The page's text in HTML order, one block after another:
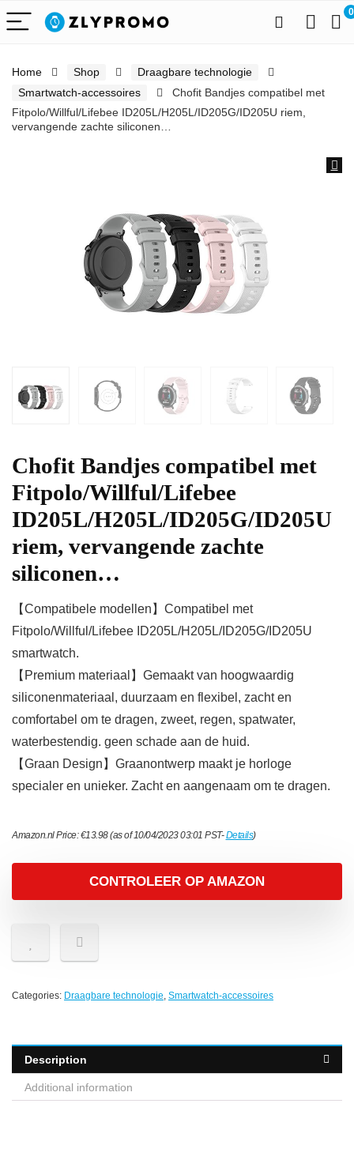
0
Home Shop
Draagbare technologie
Smartwatch-accessoires
Chofit Bandjes compatibel met
Fitpolo/Willful/Lifebee ID205L/H205L/ID205G/ID205U riem,
vervangende zachte siliconen…
Chofit Bandjes compatibel met
Fitpolo/Willful/Lifebee
ID205L/H205L/ID205G/ID205U
riem, vervangende zachte
siliconen…
【Compatibele modellen】Compatibel met
Fitpolo/Willful/Lifebee ID205L/H205L/ID205G/ID205U
smartwatch.
【Premium materiaal】Gemaakt van hoogwaardig
siliconenmateriaal, duurzaam en flexibel, zacht en
comfortabel om te dragen, zweet, regen, spatwater,
waterbestendig. geen schade aan de huid.
【Graan Design】Graanontwerp maakt je horloge
specialer en unieker. Zacht en aangenaam om te dragen.
Amazon.nl Price:€13.98(as of 10/04/2023 03:01 PST-Details)
CONTROLEER OP AMAZON
Categories: Draagbare technologie, Smartwatch-accessoires
Description
Additional information